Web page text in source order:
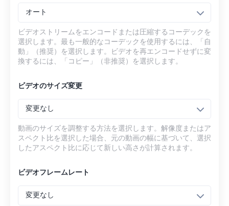
オート
ビデオストリームをエンコードまたは圧縮するコーデックを
選択します。最も一般的なコーデックを使用するには、「自
動」（推奨）を選択します。ビデオを再エンコードせずに変
換するには、「コピー」（非推奨）を選択します。
ビデオのサイズ変更
変更なし
動画のサイズを調整する方法を選択します。解像度またはア
スペクト比を選択した場合、元の動画の幅に基づいて、選択
したアスペクト比に応じて新しい高さが計算されます。
ビデオフレームレート
変更なし